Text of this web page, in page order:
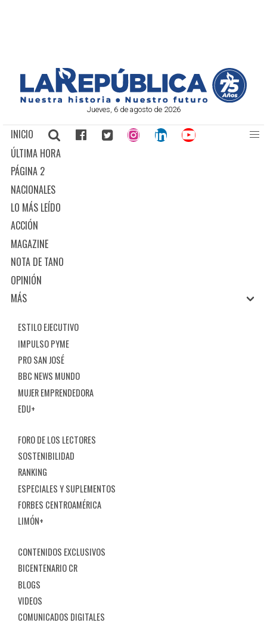
Jueves, 6 de agosto de 2026
INICIO
ÚLTIMA HORA
PÁGINA 2
NACIONALES
LO MÁS LEÍDO
ACCIÓN
MAGAZINE
NOTA DE TANO
OPINIÓN
MÁS
ESTILO EJECUTIVO
IMPULSO PYME
PRO SAN JOSÉ
BBC NEWS MUNDO
MUJER EMPRENDEDORA
EDU+
FORO DE LOS LECTORES
SOSTENIBILIDAD
RANKING
ESPECIALES Y SUPLEMENTOS
FORBES CENTROAMÉRICA
LIMÓN+
CONTENIDOS EXCLUSIVOS
BICENTENARIO CR
BLOGS
VIDEOS
COMUNICADOS DIGITALES